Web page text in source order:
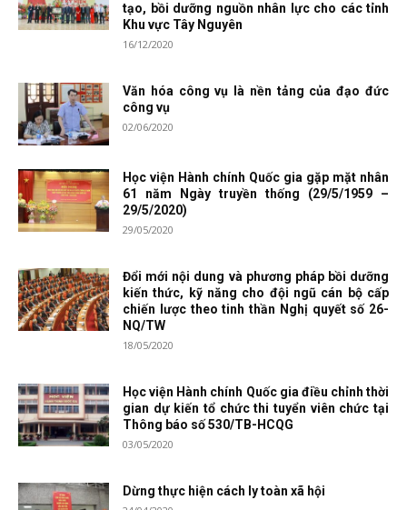
tạo, bồi dưỡng nguồn nhân lực cho các tỉnh
Khu vực Tây Nguyên
16/12/2020
Văn hóa công vụ là nền tảng của đạo đức
công vụ
02/06/2020
Học viện Hành chính Quốc gia gặp mặt nhân
61 năm Ngày truyền thống (29/5/1959 –
29/5/2020)
29/05/2020
Đổi mới nội dung và phương pháp bồi dưỡng
kiến thức, kỹ năng cho đội ngũ cán bộ cấp
chiến lược theo tinh thần Nghị quyết số 26-
NQ/TW
18/05/2020
Học viện Hành chính Quốc gia điều chỉnh thời
gian dự kiến tổ chức thi tuyển viên chức tại
Thông báo số 530/TB-HCQG
03/05/2020
Dừng thực hiện cách ly toàn xã hội